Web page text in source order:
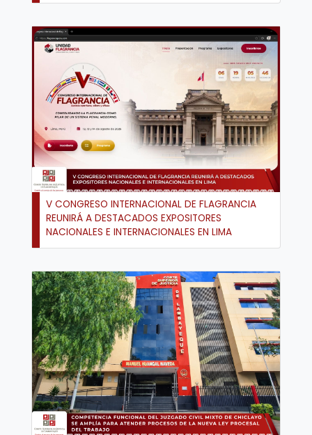
V CONGRESO INTERNACIONAL DE FLAGRANCIA
REUNIRÁ A DESTACADOS EXPOSITORES
NACIONALES E INTERNACIONALES EN LIMA